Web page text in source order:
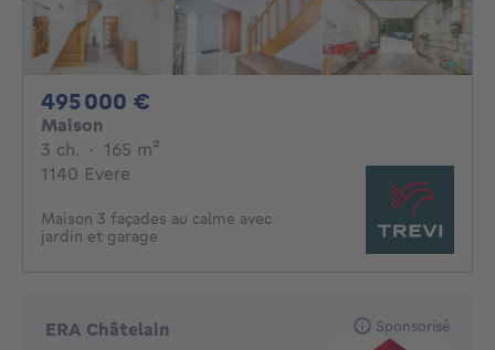
495 000 €
Maison
3 ch. 3 chambres
· 165 m²
1140 Evere
Maison 3 façades au calme avec
jardin et garage
ERA Châtelain Sponsorisé